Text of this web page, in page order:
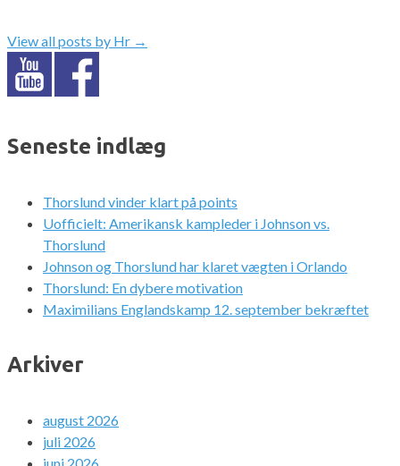
View all posts by Hr →
Seneste indlæg
Thorslund vinder klart på points
Uofficielt: Amerikansk kampleder i Johnson vs.
Thorslund
Johnson og Thorslund har klaret vægten i Orlando
Thorslund: En dybere motivation
Maximilians Englandskamp 12. september bekræftet
Arkiver
august 2026
juli 2026